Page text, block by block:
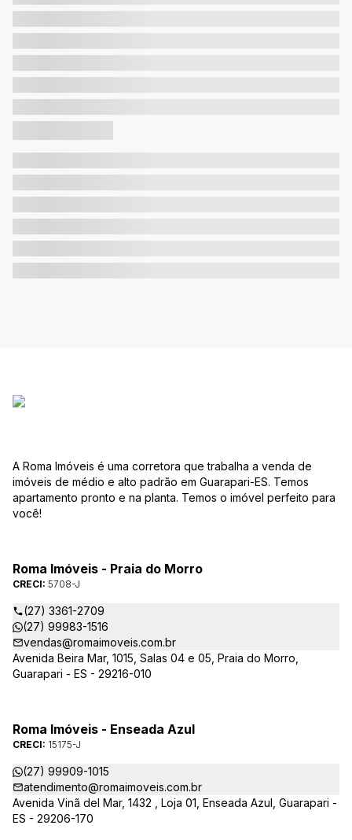
A Roma Imóveis é uma corretora que trabalha a venda de
imóveis de médio e alto padrão em Guarapari-ES. Temos
apartamento pronto e na planta. Temos o imóvel perfeito para
você!
Roma Imóveis - Praia do Morro
CRECI: 5708-J
(27) 3361-2709
(27) 99983-1516
vendas@romaimoveis.com.br
Avenida Beira Mar, 1015, Salas 04 e 05, Praia do Morro,
Guarapari - ES - 29216-010
Roma Imóveis - Enseada Azul
CRECI: 15175-J
(27) 99909-1015
atendimento@romaimoveis.com.br
Avenida Vinã del Mar, 1432 , Loja 01, Enseada Azul, Guarapari -
ES - 29206-170